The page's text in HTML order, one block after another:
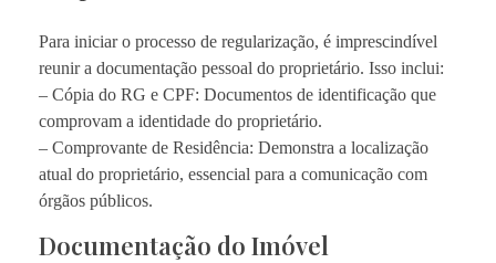
Para iniciar o processo de regularização, é imprescindível
reunir a documentação pessoal do proprietário. Isso inclui:
– Cópia do RG e CPF: Documentos de identificação que
comprovam a identidade do proprietário.
– Comprovante de Residência: Demonstra a localização
atual do proprietário, essencial para a comunicação com
órgãos públicos.
Documentação do Imóvel